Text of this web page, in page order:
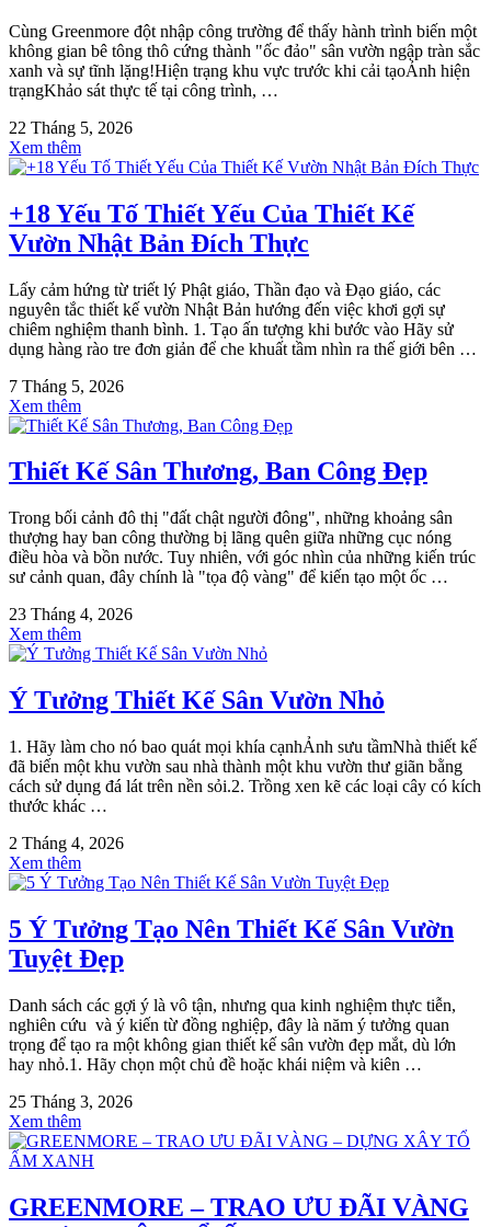
Cùng Greenmore đột nhập công trường để thấy hành trình biến một
không gian bê tông thô cứng thành "ốc đảo" sân vườn ngập tràn sắc
xanh và sự tĩnh lặng!Hiện trạng khu vực trước khi cải tạoẢnh hiện
trạngKhảo sát thực tế tại công trình, …
22 Tháng 5, 2026
Xem thêm
+18 Yếu Tố Thiết Yếu Của Thiết Kế
Vườn Nhật Bản Đích Thực
Lấy cảm hứng từ triết lý Phật giáo, Thần đạo và Đạo giáo, các
nguyên tắc thiết kế vườn Nhật Bản hướng đến việc khơi gợi sự
chiêm nghiệm thanh bình. 1. Tạo ấn tượng khi bước vào Hãy sử
dụng hàng rào tre đơn giản để che khuất tầm nhìn ra thế giới bên …
7 Tháng 5, 2026
Xem thêm
Thiết Kế Sân Thương, Ban Công Đẹp
Trong bối cảnh đô thị "đất chật người đông", những khoảng sân
thượng hay ban công thường bị lãng quên giữa những cục nóng
điều hòa và bồn nước. Tuy nhiên, với góc nhìn của những kiến trúc
sư cảnh quan, đây chính là "tọa độ vàng" để kiến tạo một ốc …
23 Tháng 4, 2026
Xem thêm
Ý Tưởng Thiết Kế Sân Vườn Nhỏ
1. Hãy làm cho nó bao quát mọi khía cạnhẢnh sưu tầmNhà thiết kế
đã biến một khu vườn sau nhà thành một khu vườn thư giãn bằng
cách sử dụng đá lát trên nền sỏi.2. Trồng xen kẽ các loại cây có kích
thước khác …
2 Tháng 4, 2026
Xem thêm
5 Ý Tưởng Tạo Nên Thiết Kế Sân Vườn
Tuyệt Đẹp
Danh sách các gợi ý là vô tận, nhưng qua kinh nghiệm thực tiễn,
nghiên cứu và ý kiến ​​từ đồng nghiệp, đây là năm ý tưởng quan
trọng để tạo ra một không gian thiết kế sân vườn đẹp mắt, dù lớn
hay nhỏ.1. Hãy chọn một chủ đề hoặc khái niệm và kiên …
25 Tháng 3, 2026
Xem thêm
GREENMORE – TRAO ƯU ĐÃI VÀNG